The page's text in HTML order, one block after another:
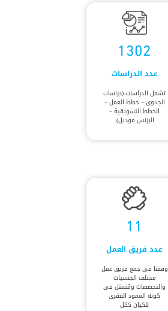
1302
عدد الدراسات
تشمل الدراسات (دراسات
الجدوى – خطط العمل –
الخطط التسويقية –
البزنس موديل).
11
عدد فريق العمل
وفقنا في جمع فريق عمل
مختلف الجنسيات
والتخصصات ومُتمثل في
كونه العمود الفقري
للكيان ككل